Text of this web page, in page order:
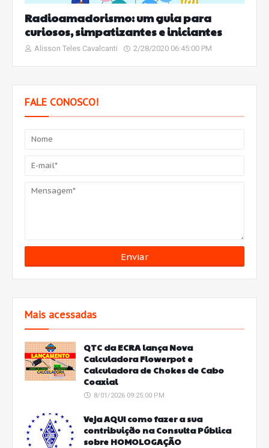
Radioamadorismo: um guia para
curiosos, simpatizantes e iniciantes
Alisson Teles Cavalcanti 2/28/2020 06:45:00 PM
FALE CONOSCO!
Mais acessadas
QTC da ECRA lança Nova
Calculadora Flowerpot e
Calculadora de Chokes de Cabo
Coaxial
8/01/2026 09:25:00 PM
Veja AQUI como fazer a sua
contribuição na Consulta Pública
sobre HOMOLOGAÇÃO